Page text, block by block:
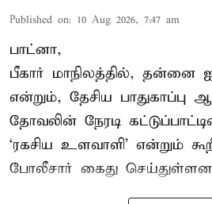
Published on: 10 Aug 2026, 7:47 am
பாட்னா,
பீகார் மாநிலத்தில், தன்னை
என்றும், தேசிய
தோவலின் நேரடி
‘ரகசிய உளவாளி’ என்றும்
போலீசார் கைது